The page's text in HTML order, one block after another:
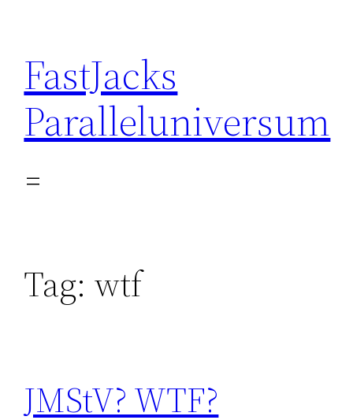
content
FastJacks
Paralleluniversum
Tag: wtf
JMStV? WTF?